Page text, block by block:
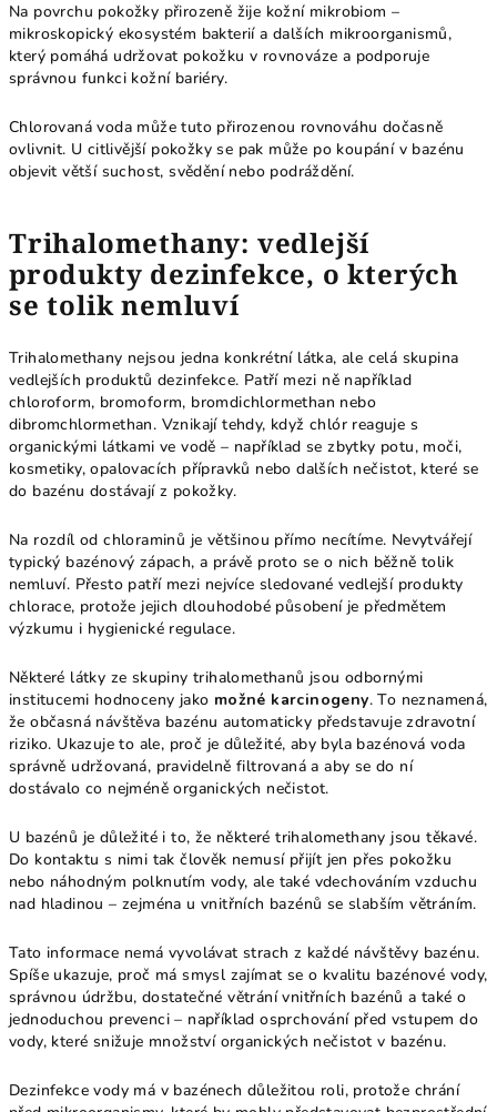
Na povrchu pokožky přirozeně žije kožní mikrobiom –
mikroskopický ekosystém bakterií a dalších mikroorganismů,
který pomáhá udržovat pokožku v rovnováze a podporuje
správnou funkci kožní bariéry.
Chlorovaná voda může tuto přirozenou rovnováhu dočasně
ovlivnit. U citlivější pokožky se pak může po koupání v bazénu
objevit větší suchost, svědění nebo podráždění.
Trihalomethany: vedlejší
produkty dezinfekce, o kterých
se tolik nemluví
Trihalomethany nejsou jedna konkrétní látka, ale celá skupina
vedlejších produktů dezinfekce. Patří mezi ně například
chloroform, bromoform, bromdichlormethan nebo
dibromchlormethan. Vznikají tehdy, když chlór reaguje s
organickými látkami ve vodě – například se zbytky potu, moči,
kosmetiky, opalovacích přípravků nebo dalších nečistot, které se
do bazénu dostávají z pokožky.
Na rozdíl od chloraminů je většinou přímo necítíme. Nevytvářejí
typický bazénový zápach, a právě proto se o nich běžně tolik
nemluví. Přesto patří mezi nejvíce sledované vedlejší produkty
chlorace, protože jejich dlouhodobé působení je předmětem
výzkumu i hygienické regulace.
Některé látky ze skupiny trihalomethanů jsou odbornými
institucemi hodnoceny jako možné karcinogeny. To neznamená,
že občasná návštěva bazénu automaticky představuje zdravotní
riziko. Ukazuje to ale, proč je důležité, aby byla bazénová voda
správně udržovaná, pravidelně filtrovaná a aby se do ní
dostávalo co nejméně organických nečistot.
U bazénů je důležité i to, že některé trihalomethany jsou těkavé.
Do kontaktu s nimi tak člověk nemusí přijít jen přes pokožku
nebo náhodným polknutím vody, ale také vdechováním vzduchu
nad hladinou – zejména u vnitřních bazénů se slabším větráním.
Tato informace nemá vyvolávat strach z každé návštěvy bazénu.
Spíše ukazuje, proč má smysl zajímat se o kvalitu bazénové vody,
správnou údržbu, dostatečné větrání vnitřních bazénů a také o
jednoduchou prevenci – například osprchování před vstupem do
vody, které snižuje množství organických nečistot v bazénu.
Dezinfekce vody má v bazénech důležitou roli, protože chrání